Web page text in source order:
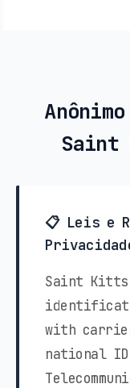
Saint
📋 Leis e
Saint Kitts
with
national